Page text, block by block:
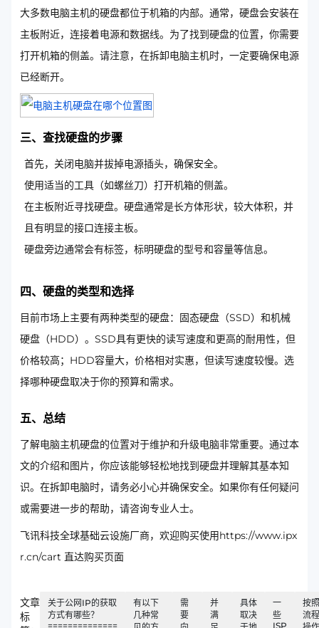
大多数电脑主机的硬盘都位于机箱的内部。通常，硬盘会安装在
主板附近，连接着电源和数据线。为了找到硬盘的位置，你需要
打开机箱的侧盖。请注意，在拆卸电脑主机时，一定要确保电源
已经断开。
三、查找硬盘的步骤
首先，关闭电脑并拔掉电源插头，确保安全。
使用适当的工具（如螺丝刀）打开机箱的侧盖。
在主板附近寻找硬盘。硬盘通常是长方体形状，较大体积，并
且有明显的接口连接主板。
硬盘旁边通常会有标签，标明硬盘的型号和容量等信息。
四、硬盘的类型和选择
目前市场上主要有两种类型的硬盘：固态硬盘（SSD）和机械
硬盘（HDD）。SSD具有更快的读写速度和更高的耐用性，但
价格较高；HDD容量大，价格相对实惠，但读写速度较慢。选
择哪种硬盘取决于你的预算和需求。
五、总结
了解电脑主机硬盘的位置对于维护和升级电脑非常重要。通过本
文的介绍和图片，你应该能够轻松地找到硬盘并理解其基本知
识。在拆卸电脑时，请务必小心并确保安全。如果你有任何疑问
或需要进一步的帮助，请咨询专业人士。
飞讯科技全球基础云设施厂商，欢迎购买使用https://www.ipx
r.cn/cart 直达购买页面
文章
标
关于公网IP的获取
方式有哪些？
==============
有以下
几种常
需
要
并
满
具体
取决
一
些
ISP
按照
流程